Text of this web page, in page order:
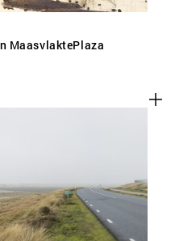
MaasvlaktePlaza